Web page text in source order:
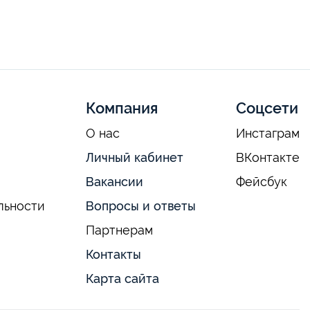
Компания
О нас
Личный кабинет
Вакансии
Вопросы и ответы
Партнерам
Контакты
Карта сайта
Соцсети
Инстаграм
ВКонтакте
Фейсбук